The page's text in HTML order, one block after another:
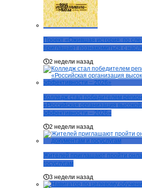
Проект «Ожившая история: по
приглашает познакомиться с
2 недели назад
Колледж стал победителем
«Российская организация
эффективности – 2026»
2 недели назад
Жителей приглашают пройти
госуслугам
3 недели назад